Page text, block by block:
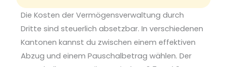
Die Kosten der Vermögensverwaltung durch
Dritte sind steuerlich absetzbar. In verschiedenen
Kantonen kannst du zwischen einem effektiven
Abzug und einem Pauschalbetrag wählen. Der